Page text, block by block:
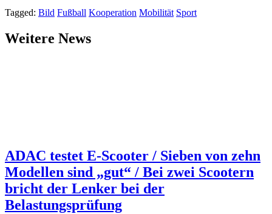
Tagged: Bild Fußball Kooperation Mobilität Sport
Weitere News
ADAC testet E-Scooter / Sieben von zehn
Modellen sind „gut“ / Bei zwei Scootern
bricht der Lenker bei der
Belastungsprüfung